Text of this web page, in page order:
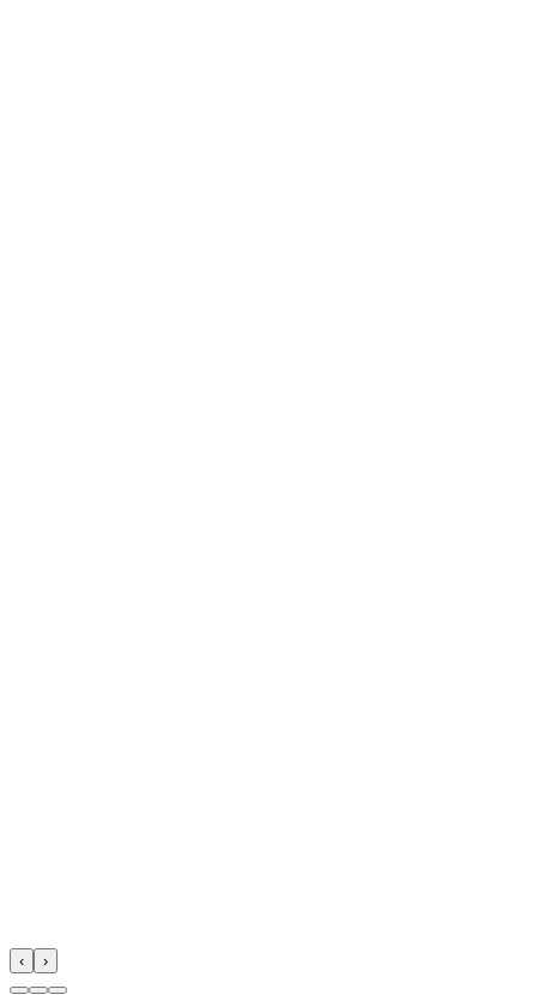
‹ ›